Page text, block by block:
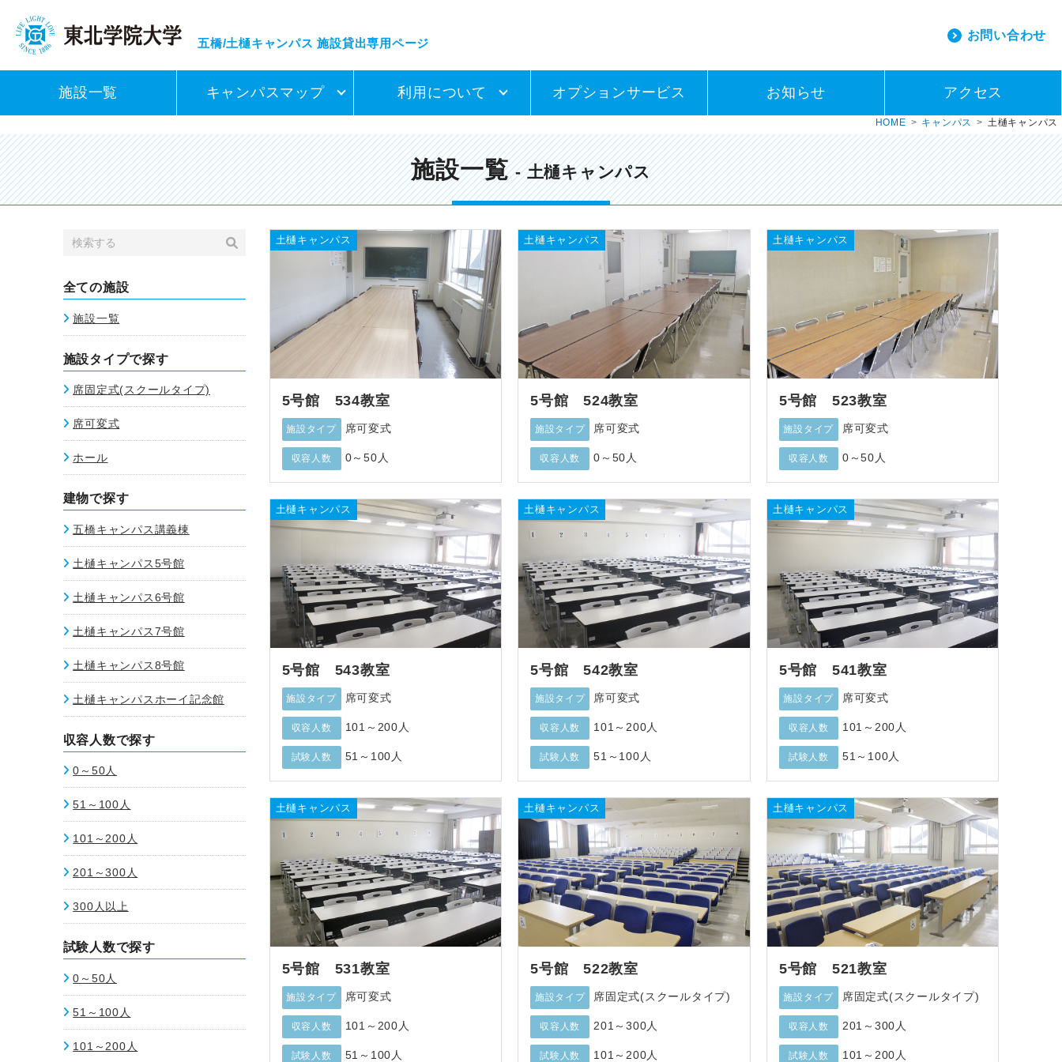
五橋/土樋キャンパス施設貸出専用ページ
お問い合わせ
施設一覧 キャンパスマップ 利用について オプションサービス お知らせ アクセス
HOME キャンパス 土樋キャンパス
施設一覧- 土樋キャンパス
全ての施設
施設一覧
施設タイプで探す
席固定式(スクールタイプ)
席可変式
ホール
建物で探す
五橋キャンパス講義棟
土樋キャンパス5号館
土樋キャンパス6号館
土樋キャンパス7号館
土樋キャンパス8号館
土樋キャンパスホーイ記念館
収容人数で探す
0～50人
51～100人
101～200人
201～300人
300人以上
試験人数で探す
0～50人
51～100人
101～200人
土樋キャンパス
5号館 534教室
施設タイプ 席可変式
収容人数 0～50人
土樋キャンパス
5号館 524教室
施設タイプ 席可変式
収容人数 0～50人
土樋キャンパス
5号館 523教室
施設タイプ 席可変式
収容人数 0～50人
土樋キャンパス
5号館 543教室
施設タイプ 席可変式
収容人数 101～200人
試験人数 51～100人
土樋キャンパス
5号館 542教室
施設タイプ 席可変式
収容人数 101～200人
試験人数 51～100人
土樋キャンパス
5号館 541教室
施設タイプ 席可変式
収容人数 101～200人
試験人数 51～100人
土樋キャンパス
5号館 531教室
施設タイプ 席可変式
収容人数 101～200人
試験人数 51～100人
土樋キャンパス
5号館 522教室
施設タイプ 席固定式(スクールタイプ)
収容人数 201～300人
試験人数 101～200人
土樋キャンパス
5号館 521教室
施設タイプ 席固定式(スクールタイプ)
収容人数 201～300人
試験人数 101～200人